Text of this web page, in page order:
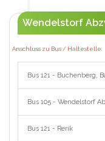
Wendelstorf
Anschluss zu Bus / Haltestelle:
Bus 121 - Buchenberg,
Bus 105 - Wendelstorf
Bus 121 - Rerik